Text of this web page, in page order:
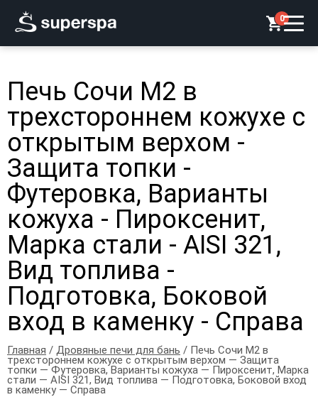
0
Печь Сочи М2 в
трехстороннем кожухе с
открытым верхом -
Защита топки -
Футеровка, Варианты
кожуха - Пироксенит,
Марка стали - AISI 321,
Вид топлива -
Подготовка, Боковой
вход в каменку - Справа
Главная / Дровяные печи для бань / Печь Сочи М2 в
трехстороннем кожухе с открытым верхом — Защита
топки — Футеровка, Варианты кожуха — Пироксенит, Марка
стали — AISI 321, Вид топлива — Подготовка, Боковой вход
в каменку — Справа